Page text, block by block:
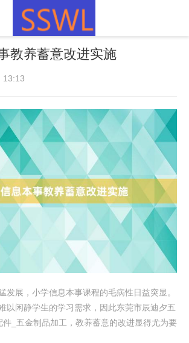
教养蓄意改进实施
13:13
发展，小学信息本事课程的毛病性日益突显。
以闲静学生的学习需求，因此东莞市辰迪夕五
_五金制品加工，教养蓄意的改进显得尤为要